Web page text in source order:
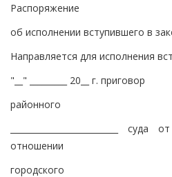
Распоряжение
об исполнении вступившего в
Направляется для исполнения
"__" _________ 20__ г. приговор
районного
__________________________
отношении
городского